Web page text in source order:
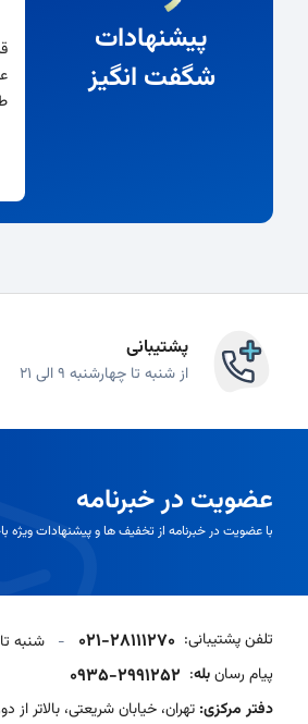
پیشنهادات
شگفت انگیز
پشتیبانی
از شنبه تا چهارشنبه 9 الی 21
عضویت در خبرنامه
با عضویت در خبرنامه از تخفیف ها و پیشنهادات ویژه
تلفن پشتیبانی: 021-28111270
- شنبه تا
پیام رسانبله:
0935-2991252
دفتر مرکزی: تهران، خیابان شریعتی، بالاتر از